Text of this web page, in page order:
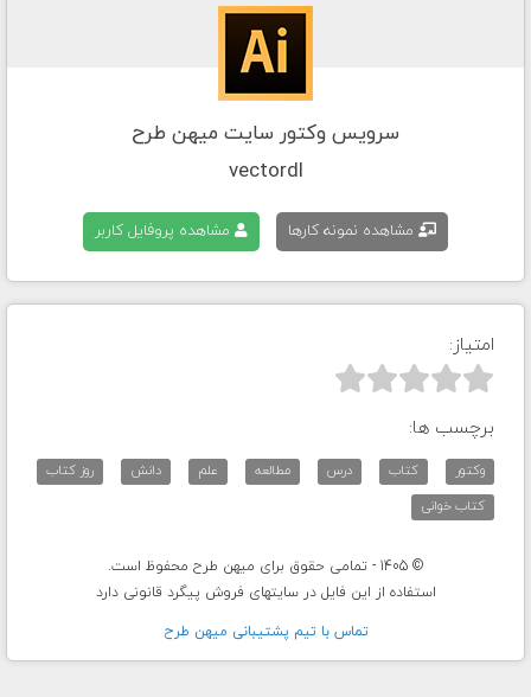
سرویس وکتور سایت میهن طرح
vectordl
مشاهده نمونه کارها مشاهده پروفایل کاربر
امتیاز:



برچسب ها:
وکتور کتاب درس مطالعه علم دانش
روز کتاب
کتاب خوانی
© 1405 - تمامی حقوق برای میهن طرح محفوظ است.
استفاده از این فایل در سایتهای فروش پیگرد قانونی دارد
تماس با تيم پشتيبانی ميهن طرح